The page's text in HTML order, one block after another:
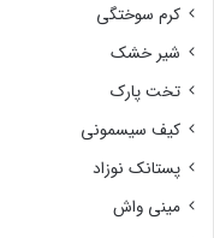
کرم سوختگی
شیر خشک
تخت پارک
کیف سیسمونی
پستانک نوزاد
مینی واش